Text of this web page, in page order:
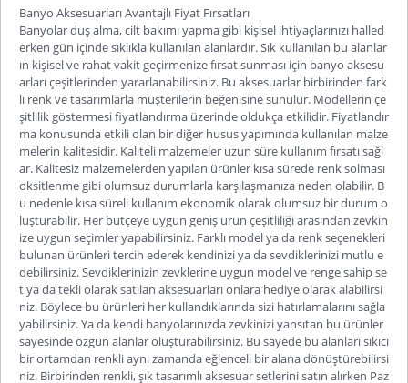
Banyo Aksesuarları Avantajlı Fiyat Fırsatları
Banyolar duş alma, cilt bakımı yapma gibi kişisel ihtiyaçlarınızı halled
erken gün içinde sıklıkla kullanılan alanlardır. Sık kullanılan bu alanlar
ın kişisel ve rahat vakit geçirmenize fırsat sunması için banyo aksesu
arlarıçeşitlerinden yararlanabilirsiniz. Bu aksesuarlar birbirinden fark
lı renk ve tasarımlarla müşterilerin beğenisine sunulur. Modellerin çe
şitlilik göstermesi fiyatlandırma üzerinde oldukça etkilidir. Fiyatlandır
ma konusunda etkili olan bir diğer husus yapımında kullanılan malze
melerin kalitesidir. Kaliteli malzemeler uzun süre kullanım fırsatı sağl
ar. Kalitesiz malzemelerden yapılan ürünler kısa sürede renk solması
oksitlenme gibi olumsuz durumlarla karşılaşmanıza neden olabilir. B
u nedenle kısa süreli kullanım ekonomik olarak olumsuz bir durum o
luşturabilir. Her bütçeye uygun geniş ürün çeşitliliği arasından zevkin
ize uygun seçimler yapabilirsiniz. Farklı model ya da renk seçenekleri
bulunan ürünleri tercih ederek kendinizi ya da sevdiklerinizi mutlu e
debilirsiniz. Sevdiklerinizin zevklerine uygun model ve renge sahip se
t ya da tekli olarak satılan aksesuarları onlara hediye olarak alabilirsi
niz. Böylece bu ürünleri her kullandıklarında sizi hatırlamalarını sağla
yabilirsiniz. Ya da kendi banyolarınızda zevkinizi yansıtan bu ürünler
sayesinde özgün alanlar oluşturabilirsiniz. Bu sayede bu alanları sıkıcı
bir ortamdan renkli aynı zamanda eğlenceli bir alana dönüştürebilirsi
niz. Birbirinden renkli, şık tasarımlı aksesuar setlerini satın alırken Paz